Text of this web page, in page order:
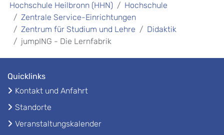
Hochschule Heilbronn (HHN)
Hochschule
Zentrale Service-Einrichtungen
Zentrum für Studium und Lehre
Didaktik
jumpING - Die Lernfabrik
Quicklinks
Kontakt und Anfahrt
Standorte
Veranstaltungskalender